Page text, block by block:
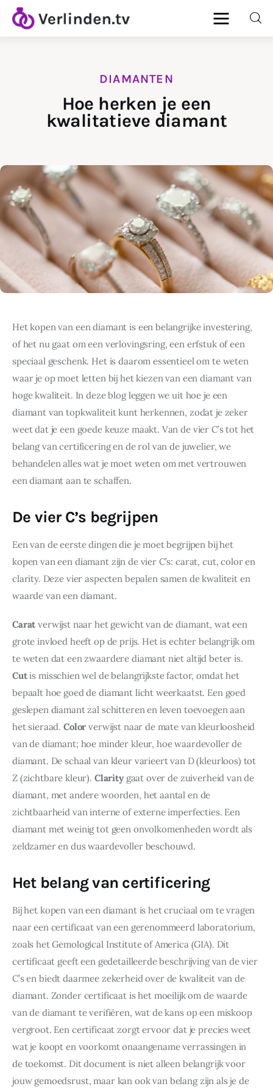
Diamanten
Horloges
Onderhoud
Ringen
DIAMANTEN
Hoe herken je een
kwalitatieve diamant
Het kopen van een diamant is een belangrijke investering,
of het nu gaat om een verlovingsring, een erfstuk of een
speciaal geschenk. Het is daarom essentieel om te weten
waar je op moet letten bij het kiezen van een diamant van
hoge kwaliteit. In deze blog leggen we uit hoe je een
diamant van topkwaliteit kunt herkennen, zodat je zeker
weet dat je een goede keuze maakt. Van de vier C’s tot het
belang van certificering en de rol van de juwelier, we
behandelen alles wat je moet weten om met vertrouwen
een diamant aan te schaffen.
De vier C’s begrijpen
Een van de eerste dingen die je moet begrijpen bij het
kopen van een diamant zijn de vier C’s: carat, cut, color en
clarity. Deze vier aspecten bepalen samen de kwaliteit en
waarde van een diamant.
Carat verwijst naar het gewicht van de diamant, wat een
grote invloed heeft op de prijs. Het is echter belangrijk om
te weten dat een zwaardere diamant niet altijd beter is.
Cut is misschien wel de belangrijkste factor, omdat het
bepaalt hoe goed de diamant licht weerkaatst. Een goed
geslepen diamant zal schitteren en leven toevoegen aan
het sieraad. Color verwijst naar de mate van kleurloosheid
van de diamant; hoe minder kleur, hoe waardevoller de
diamant. De schaal van kleur varieert van D (kleurloos) tot
Z (zichtbare kleur). Clarity gaat over de zuiverheid van de
diamant, met andere woorden, het aantal en de
zichtbaarheid van interne of externe imperfecties. Een
diamant met weinig tot geen onvolkomenheden wordt als
zeldzamer en dus waardevoller beschouwd.
Het belang van certificering
Bij het kopen van een diamant is het cruciaal om te vragen
naar een certificaat van een gerenommeerd laboratorium,
zoals het Gemological Institute of America (GIA). Dit
certificaat geeft een gedetailleerde beschrijving van de vier
C’s en biedt daarmee zekerheid over de kwaliteit van de
diamant. Zonder certificaat is het moeilijk om de waarde
van de diamant te verifiëren, wat de kans op een miskoop
vergroot. Een certificaat zorgt ervoor dat je precies weet
wat je koopt en voorkomt onaangename verrassingen in
de toekomst. Dit document is niet alleen belangrijk voor
jouw gemoedsrust, maar kan ook van belang zijn als je de